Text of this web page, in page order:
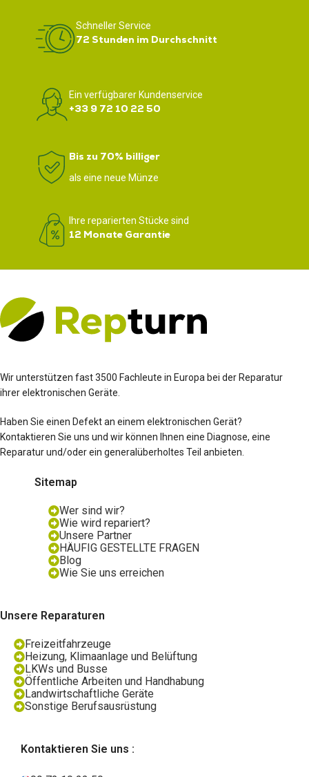
Schneller Service
72 Stunden im Durchschnitt
Ein verfügbarer Kundenservice
+33 9 72 10 22 50
Bis zu 70% billiger
als eine neue Münze
Ihre reparierten Stücke sind
12 Monate Garantie
Wir unterstützen fast 3500 Fachleute in Europa bei der Reparatur
ihrer elektronischen Geräte.
Haben Sie einen Defekt an einem elektronischen Gerät?
Kontaktieren Sie uns und wir können Ihnen eine Diagnose, eine
Reparatur und/oder ein generalüberholtes Teil anbieten.
Sitemap
Wer sind wir?
Wie wird repariert?
Unsere Partner
HÄUFIG GESTELLTE FRAGEN
Blog
Wie Sie uns erreichen
Unsere Reparaturen
Freizeitfahrzeuge
Heizung, Klimaanlage und Belüftung
LKWs und Busse
Öffentliche Arbeiten und Handhabung
Landwirtschaftliche Geräte
Sonstige Berufsausrüstung
Kontaktieren Sie uns :